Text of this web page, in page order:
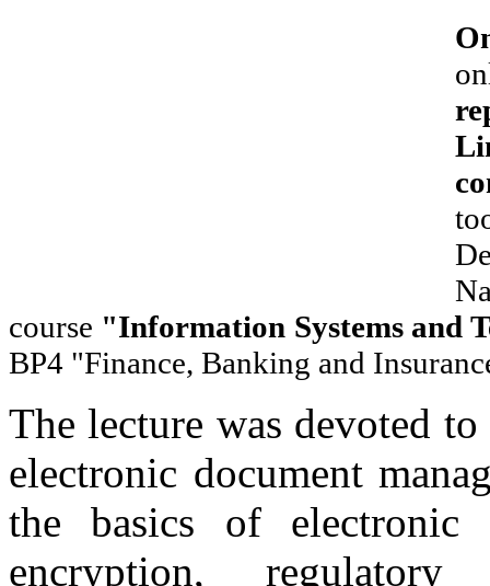
course "Information Systems and
BP4 "Finance, Banking and
The lecture was devoted
electronic document
the basics of electronic
encryption, regulatory